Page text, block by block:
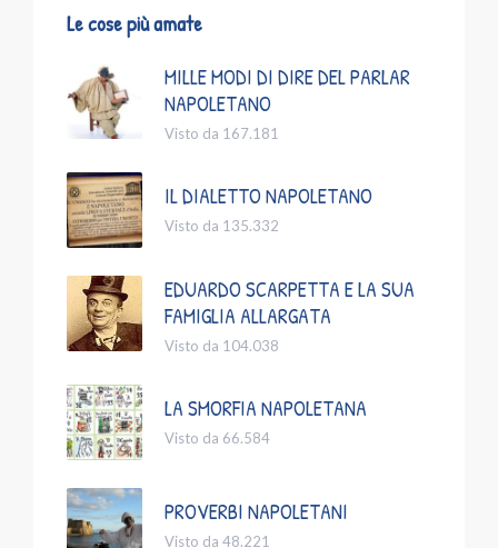
Le cose più amate
MILLE MODI DI DIRE DEL PARLAR
NAPOLETANO
Visto da 167.181
IL DIALETTO NAPOLETANO
Visto da 135.332
EDUARDO SCARPETTA E LA SUA
FAMIGLIA ALLARGATA
Visto da 104.038
LA SMORFIA NAPOLETANA
Visto da 66.584
PROVERBI NAPOLETANI
Visto da 48.221